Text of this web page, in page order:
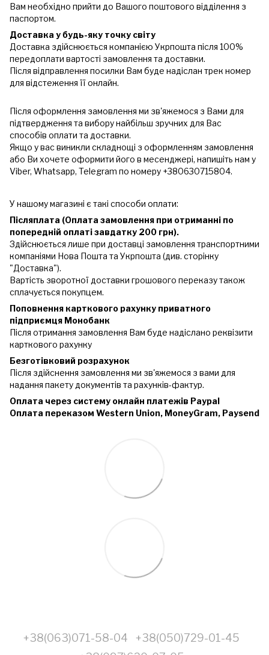
Вам необхідно прийти до Вашого поштового відділення з
паспортом.
Доставка у будь-яку точку світу
Доставка здійснюється компанією Укрпошта після 100%
передоплати вартості замовлення та доставки.
Після відправлення посилки Вам буде надіслан трек номер
для відстеження її онлайн.
Після оформлення замовлення ми зв'яжемося з Вами для
підтвердження та вибору найбільш зручних для Вас
способів оплати та доставки.
Якщо у вас виникли складнощі з оформленням замовлення
або Ви хочете оформити його в месенджері, напишіть нам у
Viber, Whatsapp, Telegram по номеру +380630715804.
У нашому магазині є такі способи оплати:
Післяплата (Оплата замовлення при отриманні по
попередній оплаті завдатку 200 грн).
Здійснюється лише при доставці замовлення транспортними
компаніями Нова Пошта та Укрпошта (див. сторінку
"Доставка").
Вартість зворотної доставки грошового переказу також
сплачується покупцем.
Поповнення карткового рахунку приватного
підприємця Монобанк
Після отримання замовлення Вам буде надіслано реквізити
карткового рахунку
Безготівковий розрахунок
Після здійснення замовлення ми зв'яжемося з вами для
надання пакету документів та рахунків-фактур.
Оплата через систему онлайн платежів Paypal
Оплата переказом Western Union, MoneyGram, Paysend
+38(063)071-58-04
+38(050)729-01-45